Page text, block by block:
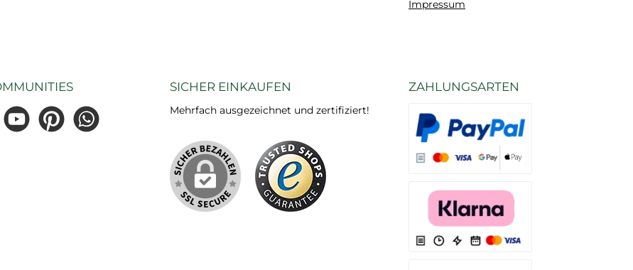
Impressum
YouTubePinterestWhatsApp
SICHER EINKAUFEN
Mehrfach ausgezeichnet und zertifiziert!
ZAHLUNGSARTEN